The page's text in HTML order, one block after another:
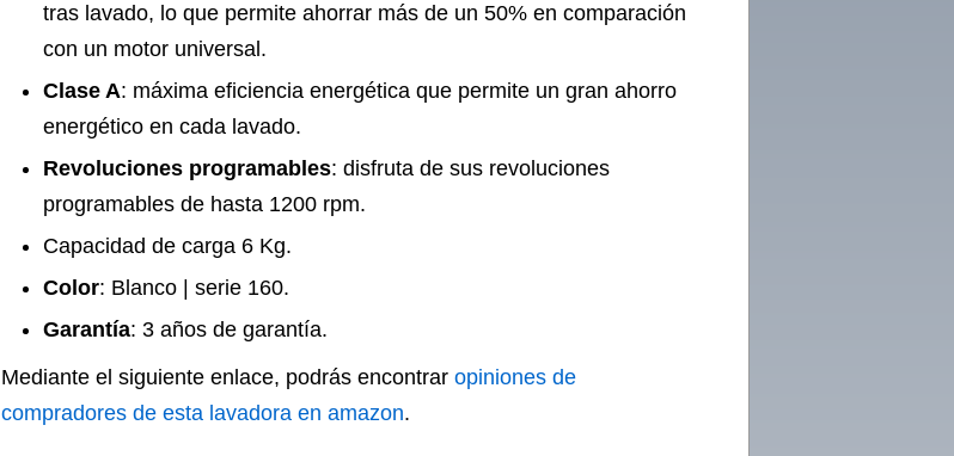
tras lavado, lo que permite ahorrar más de un 50% en comparación
con un motor universal.
Clase A: máxima eficiencia energética que permite un gran ahorro
energético en cada lavado.
Revoluciones programables: disfruta de sus revoluciones
programables de hasta 1200 rpm.
Capacidad de carga 6 Kg.
Color: Blanco | serie 160.
Garantía: 3 años de garantía.
Mediante el siguiente enlace, podrás encontrar opiniones de
compradores de esta lavadora en amazon.